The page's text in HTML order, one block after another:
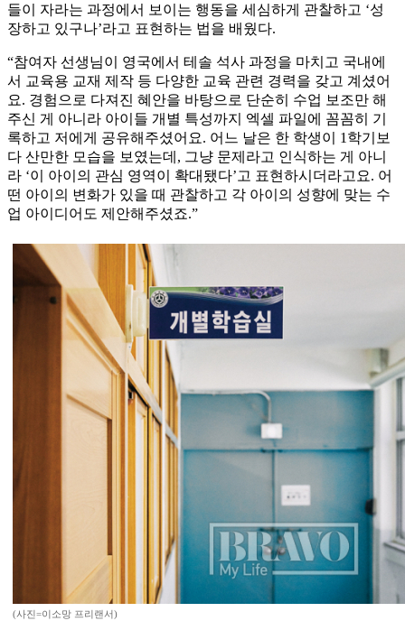
들이 자라는 과정에서 보이는 행동을 세심하게 관찰하고 ‘성
장하고 있구나’라고 표현하는 법을 배웠다.
“참여자 선생님이 영국에서 테솔 석사 과정을 마치고 국내에
서 교육용 교재 제작 등 다양한 교육 관련 경력을 갖고 계셨어
요. 경험으로 다져진 혜안을 바탕으로 단순히 수업 보조만 해
주신 게 아니라 아이들 개별 특성까지 엑셀 파일에 꼼꼼히 기
록하고 저에게 공유해주셨어요. 어느 날은 한 학생이 1학기보
다 산만한 모습을 보였는데, 그냥 문제라고 인식하는 게 아니
라 ‘이 아이의 관심 영역이 확대됐다’고 표현하시더라고요. 어
떤 아이의 변화가 있을 때 관찰하고 각 아이의 성향에 맞는 수
업 아이디어도 제안해주셨죠.”
(사진=이소망 프리랜서)